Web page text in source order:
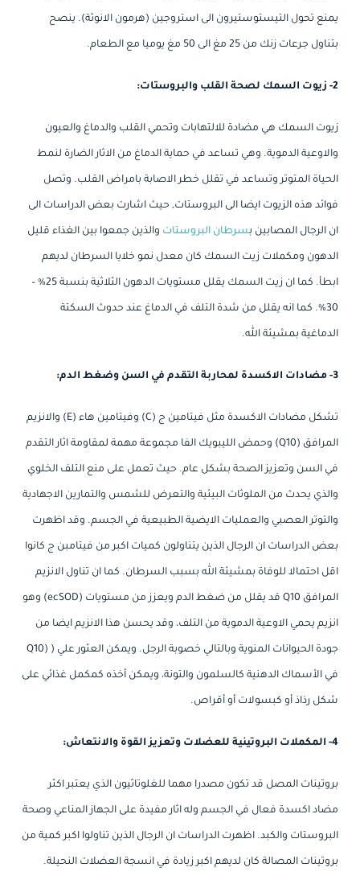
يمنع تحول التيستوستيرون الى استروجين (هرمون الانوثة). ينصح
بتناول جرعات زنك من 25 مغ الى 50 مغ يوميا مع الطعام.
2- زيوت السمك لصحة القلب والبروستات:
زيوت السمك هي مضادة للالتهابات وتحمي القلب والدماغ والعيون
والاوعية الدموية. وهي تساعد في حماية الدماغ من الاثار الضارة لنمط
الحياة المتوتر وتساعد في تقلل خطر الاصابة بامراض القلب. وتصل
فوائد هذه الزيوت ايضا الى البروستات, حيث اشارت بعض الدراسات الى
ان الرجال المصابين بسرطان البروستات والذين جمعوا بين الغذاء قليل
الدهون ومكملات زيت السمك كان معدل نمو خلايا السرطان لديهم
ابطأ. كما ان زيت السمك يقلل مستويات الدهون الثلاثية بنسبة 25% –
30%. كما انه يقلل من شدة التلف في الدماغ عند حدوث السكتة
الدماغية بمشيئة الله.
3- مضادات الاكسدة لمحاربة التقدم في السن وضغط الدم:
تشكل مضادات الاكسدة مثل فيتامين ج (C) وفيتامين هاء (E) والانزيم
المرافق (Q10) وحمض الليبويك الفا مجموعة مهمة لمقاومة اثار التقدم
في السن وتعزيز الصحة بشكل عام. حيث تعمل على منع التلف الخلوي
والذي يحدث من الملوثات البيئية والتعرض للشمس والتمارين الاجهادية
والتوتر العصبي والعمليات الايضية الطبيعية في الجسم. وقد اظهرت
بعض الدراسات ان الرجال الذين يتناولون كميات اكبر من فيتامبن ج كانوا
اقل احتمالا للوفاة بمشيئة الله بسبب السرطان. كما ان تناول الانزيم
المرافق Q10 قد يقلل من ضغط الدم ويعزز من مستويات (ecSOD) وهو
انزيم يحمي الاوعية الدموية من التلف، وقد يحسن هذا الانزيم ايضا من
جودة الحيوانات المنوية وبالتالي خصوبة الرجل. ويمكن العثور علي ( (Q10
في الأسماك الدهنية كالسلمون والتونة، ويمكن أخذه كمكمل غذائي على
شكل رذاذ أو كبسولات أو أقراص.
4- المكملات البروتينية للعضلات وتعزيز القوة والانتعاش:
بروتينات المصل قد تكون مصدرا مهما للغلوتاثيون الذي يعتبر اكثر
مضاد اكسدة فعال في الجسم وله اثار مفيدة على الجهاز المناعي وصحة
البروستات والكبد. اظهرت الدراسات ان الرجال الذين تناولوا اكبر كمية من
بروتينات المصالة كان لديهم اكبر زيادة في انسجة العضلات النحيلة.